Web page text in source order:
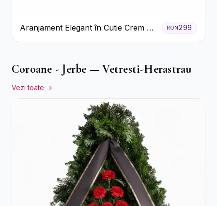
Aranjament Elegant în Cutie Crem cu
Crizanteme și Trandafiri
RON299
Coroane - Jerbe — Vetresti-Herastrau
Vezi toate →